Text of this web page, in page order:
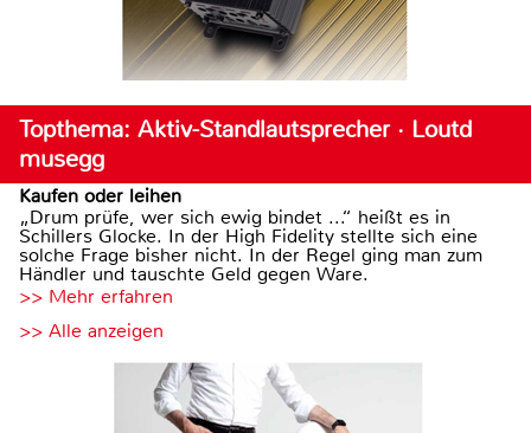
Topthema: Aktiv-Standlautsprecher · Loutd
musegg
Kaufen oder leihen
„Drum prüfe, wer sich ewig bindet ...“ heißt es in
Schillers Glocke. In der High Fidelity stellte sich eine
solche Frage bisher nicht. In der Regel ging man zum
Händler und tauschte Geld gegen Ware.
>> Mehr erfahren
>> Alle anzeigen